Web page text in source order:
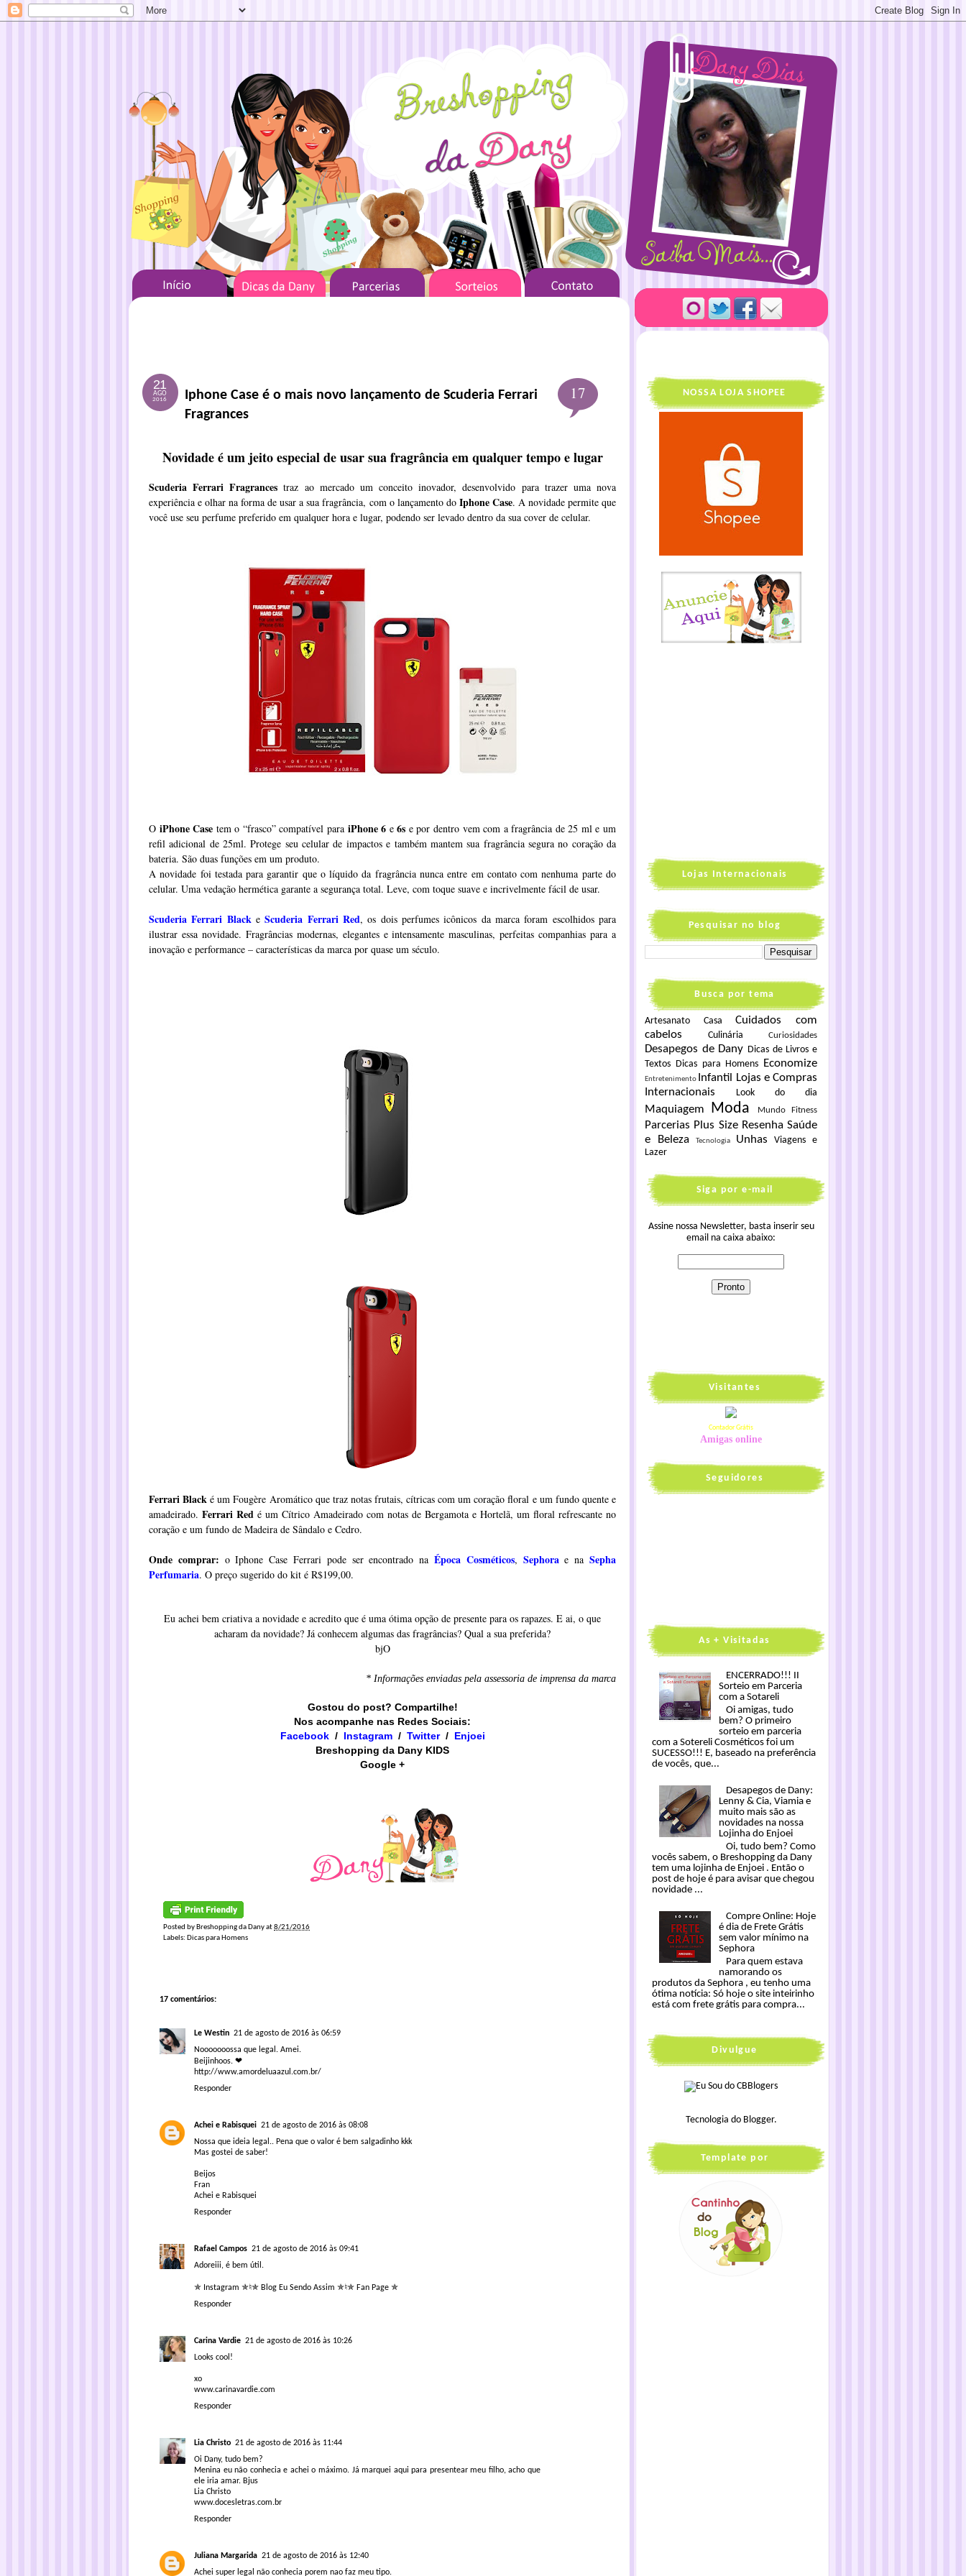
21
AGO
2016 17
Iphone Case é o mais novo lançamento de Scuderia Ferrari
Fragrances
Novidade é um jeito especial de usar sua fragrância em qualquer tempo e lugar
Scuderia Ferrari Fragrances traz ao mercado um conceito inovador, desenvolvido para trazer uma nova
experiência e olhar na forma de usar a sua fragrância, com o lançamento do Iphone Case. A novidade permite que
você use seu perfume preferido em qualquer hora e lugar, podendo ser levado dentro da sua cover de celular.
O iPhone Case tem o “frasco” compatível para iPhone 6 e6s e por dentro vem com a fragrância de 25 ml e um
refil adicional de 25ml. Protege seu celular de impactos e também mantem sua fragrância segura no coração da
bateria. São duas funções em um produto.
A novidade foi testada para garantir que o líquido da fragrância nunca entre em contato com nenhuma parte do
celular. Uma vedação hermética garante a segurança total. Leve, com toque suave e incrivelmente fácil de usar.
Scuderia Ferrari BlackeScuderia Ferrari Red, os dois perfumes icônicos da marca foram escolhidos para
ilustrar essa novidade. Fragrâncias modernas, elegantes e intensamente masculinas, perfeitas companhias para a
inovação e performance – características da marca por quase um século.
Ferrari Black é um Fougère Aromático que traz notas frutais, cítricas com um coração floral e um fundo quente e
amadeirado. Ferrari Red é um Cítrico Amadeirado com notas de Bergamota e Hortelã, um floral refrescante no
coração e um fundo de Madeira de Sândalo e Cedro.
Onde comprar: o Iphone Case Ferrari pode ser encontrado naÉpoca Cosméticos, Sephorae naSepha
Perfumaria. O preço sugerido do kit é R$199,00.
Eu achei bem criativa a novidade e acredito que é uma ótima opção de presente para os rapazes. E ai, o que
acharam da novidade? Já conhecem algumas das fragrâncias? Qual a sua preferida?
bjO
* Informações enviadas pela assessoria de imprensa da marca
Gostou do post? Compartilhe!
Nos acompanhe nas Redes Sociais:
Facebook/ Instagram/ ​​Twitter/ Enjoei
Breshopping da Dany KIDS
Google +
Posted by Breshopping da Danyat8/21/2016
Labels: Dicas para Homens
17 comentários:
Le Westin 21 de agosto de 2016 às 06:59
Nooooooossa que legal. Amei.
Beijinhoos. ❤
http://www.amordeluaazul.com.br/
Responder
Achei e Rabisquei 21 de agosto de 2016 às 08:08
Nossa que ideia legal.. Pena que o valor é bem salgadinho kkk
Mas gostei de saber!
Beijos
Fran
Achei e Rabisquei
Responder
Rafael Campos 21 de agosto de 2016 às 09:41
Adoreiii, é bem útil.
✯ Instagram ✯♮​✯ Blog Eu Sendo Assim ✯♮✯ Fan Page ✯
Responder
Carina Vardie 21 de agosto de 2016 às 10:26
Looks cool!
xo
www.carinavardie.com
Responder
Lia Christo 21 de agosto de 2016 às 11:44
Oi Dany, tudo bem?
Menina eu não conhecia e achei o máximo. Já marquei aqui para presentear meu filho, acho que
ele iria amar. Bjus
Lia Christo
www.docesletras.com.br
Responder
Juliana Margarida 21 de agosto de 2016 às 12:40
Achei super legal não conhecia porem nao faz meu tipo.
NOSSA LOJA SHOPEE
Lojas Internacionais
Pesquisar no blog
Busca por tema
Artesanato Casa
Cuidados com
cabelos
Culinária Curiosidades
Desapegos de Dany Dicas de Livros e
Textos Dicas para Homens Economize
Entretenimento Infantil
Lojas e Compras
Internacionais
Look do dia
Maquiagem Moda Mundo Fitness
Parcerias Plus Size Resenha Saúde
e Beleza
Tecnologia Unhas
Viagens e
Lazer
Siga por e-mail
Assine nossa Newsletter, basta inserir seu
email na caixa abaixo:
Visitantes
Contador Grátis
Amigas online
Seguidores
As + Visitadas
ENCERRADO!!! II
Sorteio em Parceria
com a Sotareli
Oi amigas, tudo
bem? O primeiro
sorteio em parceria
com a Sotereli Cosméticos foi um
SUCESSO!!! E, baseado na preferência
de vocês, que...
Desapegos de Dany:
Lenny & Cia, Viamia e
muito mais são as
novidades na nossa
Lojinha do Enjoei
Oi, tudo bem? Como
vocês sabem, o Breshopping da Dany
tem uma lojinha de Enjoei . Então o
post de hoje é para avisar que chegou
novidade ...
Compre Online: Hoje
é dia de Frete Grátis
sem valor mínimo na
Sephora
Para quem estava
namorando os
produtos da Sephora , eu tenho uma
ótima notícia: Só hoje o site inteirinho
está com frete grátis para compra...
Divulgue
Tecnologia do Blogger.
Template por